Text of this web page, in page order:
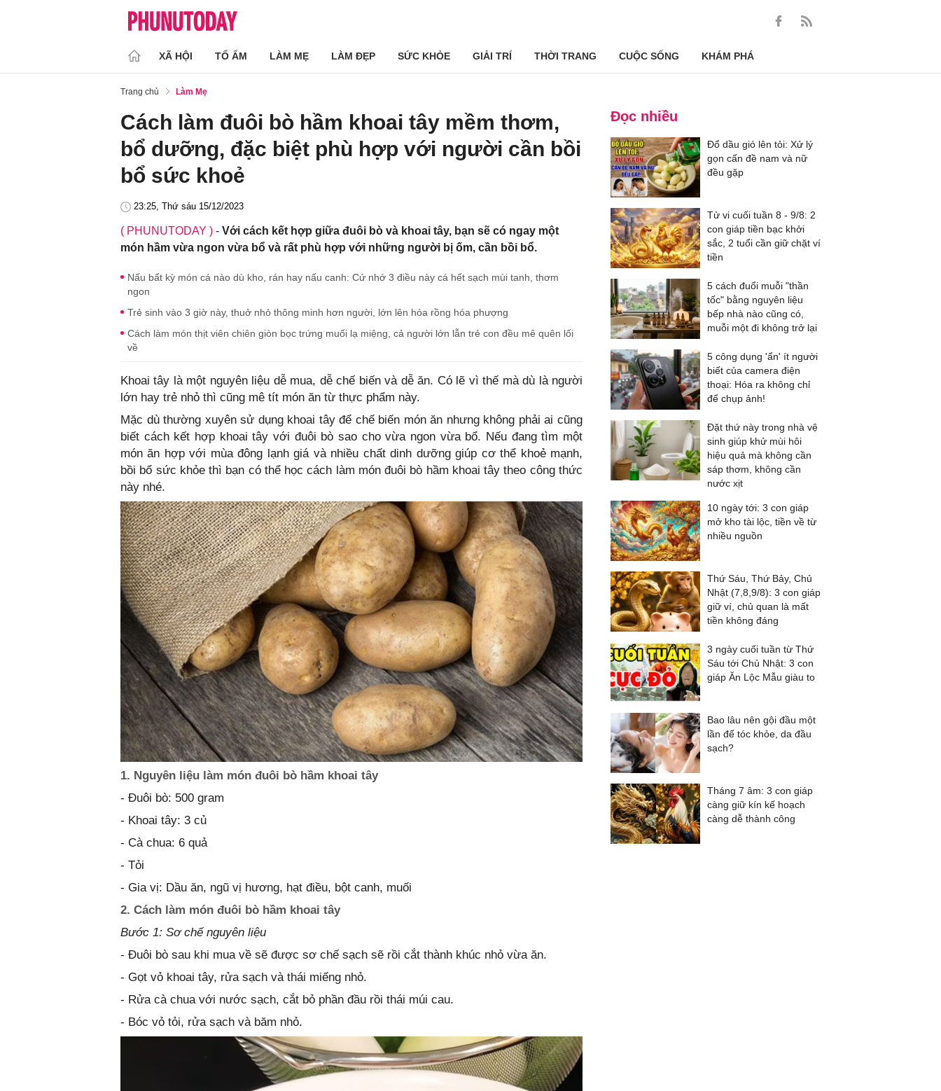
XÃ HỘI TỔ ẤM LÀM MẸ LÀM ĐẸP SỨC KHỎE GIẢI TRÍ THỜI TRANG CUỘC SỐNG KHÁM PHÁ
Trang chủ Làm Mẹ
Cách làm đuôi bò hầm khoai tây mềm thơm,
bổ dưỡng, đặc biệt phù hợp với người cần bồi
bổ sức khoẻ
23:25, Thứ sáu 15/12/2023
( PHUNUTODAY ) - Với cách kết hợp giữa đuôi bò và khoai tây, bạn sẽ có ngay một
món hầm vừa ngon vừa bổ và rất phù hợp với những người bị ốm, cần bồi bổ.
Nấu bất kỳ món cá nào dù kho, rán hay nấu canh: Cứ nhớ 3 điều này cá hết sạch mùi tanh, thơm
ngon
Trẻ sinh vào 3 giờ này, thuở nhỏ thông minh hơn người, lớn lên hóa rồng hóa phượng
Cách làm món thịt viên chiên giòn bọc trứng muối lạ miệng, cả người lớn lẫn trẻ con đều mê quên lối
về
Khoai tây là một nguyên liệu dễ mua, dễ chế biến và dễ ăn. Có lẽ vì thế mà dù là người
lớn hay trẻ nhỏ thì cũng mê tít món ăn từ thực phẩm này.
Mặc dù thường xuyên sử dụng khoai tây để chế biến món ăn nhưng không phải ai cũng
biết cách kết hợp khoai tây với đuôi bò sao cho vừa ngon vừa bổ. Nếu đang tìm một
món ăn hợp với mùa đông lạnh giá và nhiều chất dinh dưỡng giúp cơ thể khoẻ mạnh,
bồi bổ sức khỏe thì bạn có thể học cách làm món đuôi bò hầm khoai tây theo công thức
này nhé.
1. Nguyên liệu làm món đuôi bò hầm khoai tây
- Đuôi bò: 500 gram
- Khoai tây: 3 củ
- Cà chua: 6 quả
- Tỏi
- Gia vị: Dầu ăn, ngũ vị hương, hạt điều, bột canh, muối
2. Cách làm món đuôi bò hầm khoai tây
Bước 1: Sơ chế nguyên liệu
- Đuôi bò sau khi mua về sẽ được sơ chế sạch sẽ rồi cắt thành khúc nhỏ vừa ăn.
- Gọt vỏ khoai tây, rửa sạch và thái miếng nhỏ.
- Rửa cà chua với nước sạch, cắt bỏ phần đầu rồi thái múi cau.
- Bóc vỏ tỏi, rửa sạch và băm nhỏ.
Đọc nhiều
Đổ dầu gió lên tỏi: Xử lý
gọn cấn đề nam và nữ
đều gặp
Tử vi cuối tuần 8 - 9/8: 2
con giáp tiền bạc khởi
sắc, 2 tuổi cần giữ chặt ví
tiền
5 cách đuổi muỗi "thần
tốc" bằng nguyên liệu
bếp nhà nào cũng có,
muỗi một đi không trở lại
5 công dụng 'ẩn' ít người
biết của camera điện
thoại: Hóa ra không chỉ
để chụp ảnh!
Đặt thứ này trong nhà vệ
sinh giúp khử mùi hôi
hiệu quả mà không cần
sáp thơm, không cần
nước xịt
10 ngày tới: 3 con giáp
mở kho tài lộc, tiền về từ
nhiều nguồn
Thứ Sáu, Thứ Bảy, Chủ
Nhật (7,8,9/8): 3 con giáp
giữ ví, chủ quan là mất
tiền không đáng
3 ngày cuối tuần từ Thứ
Sáu tới Chủ Nhật: 3 con
giáp Ăn Lộc Mẫu giàu to
Bao lâu nên gội đầu một
lần để tóc khỏe, da đầu
sạch?
Tháng 7 âm: 3 con giáp
càng giữ kín kế hoạch
càng dễ thành công